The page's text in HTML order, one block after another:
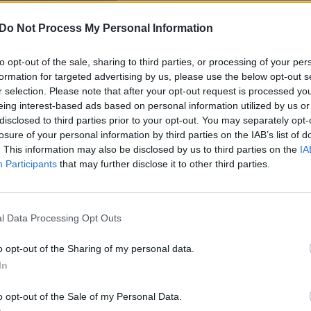
Do Not Process My Personal Information
opt-out of the sale, sharing to third parties, or processing of your
for targeted advertising by us, please use the below opt-out
selection. Please note that after your opt-out request is processed
interest-based ads based on personal information utilized by us
to third parties prior to your opt-out. You may separately
of your personal information by third parties on the IAB’s list of
This information may also be disclosed by us to third parties on the
Participants that may further disclose it to other third parties.
Data Processing Opt Outs
opt-out of the Sharing of my personal data.
opt-out of the Sale of my Personal Data.
interviu naujienų portalui LRT.lt.
Į LRT naujienų tarnybą atėjau prieš daugiau nei
tada reportere, paskui vedžiau laidą
sugrįžau vesti žinių, teko ir
daugiau nei metus vedžiau laidą „Laba